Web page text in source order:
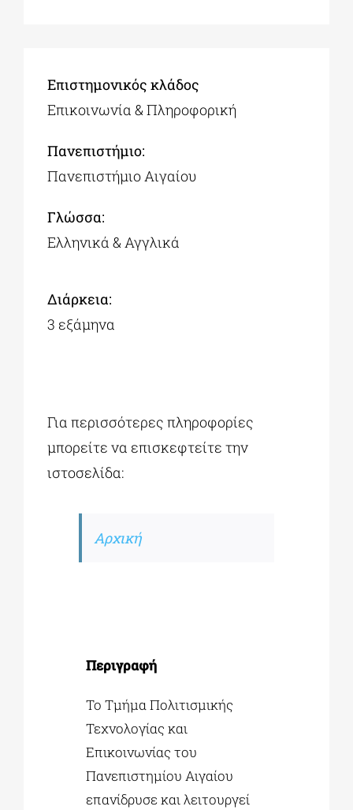
Επιστημονικός κλάδος
Επικοινωνία & Πληροφορική
Πανεπιστήμιο:
Πανεπιστήμιο Αιγαίου
Γλώσσα:
Ελληνικά & Αγγλικά
Διάρκεια:
3 εξάμηνα
Για περισσότερες πληροφορίες
μπορείτε να επισκεφτείτε την
ιστοσελίδα:
Αρχική
Περιγραφή
Το Τμήμα Πολιτισμικής
Τεχνολογίας και
Επικοινωνίας του
Πανεπιστημίου Αιγαίου
επανίδρυσε και λειτουργεί